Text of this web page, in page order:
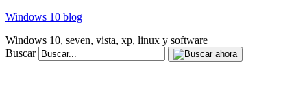
Windows 10 blog
Windows 10, seven, vista, xp, linux y software
Buscar